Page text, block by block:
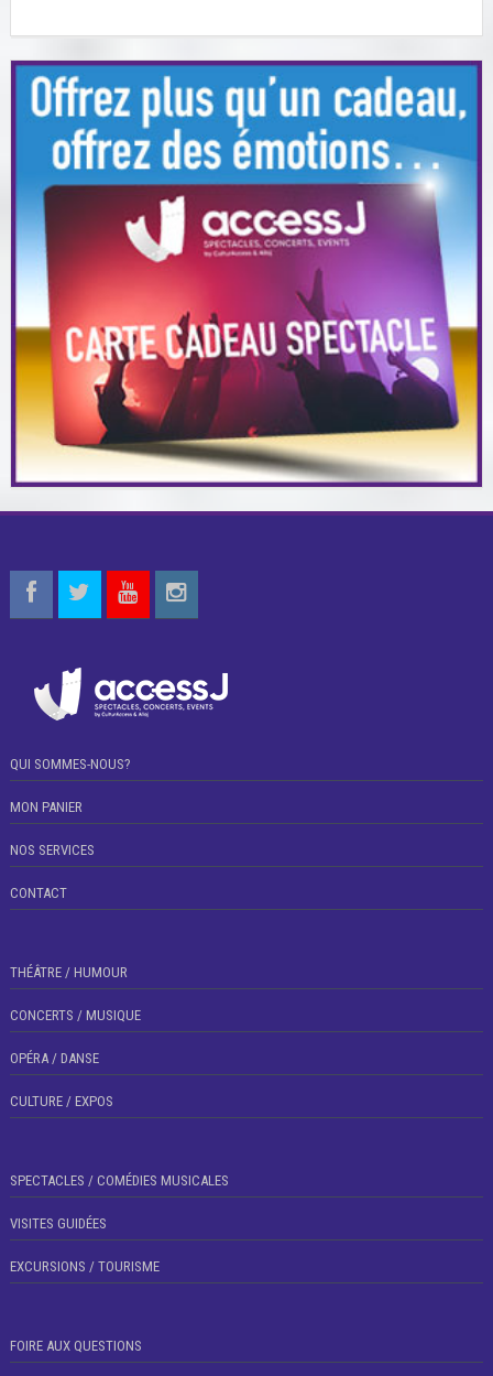
QUI SOMMES-NOUS?
MON PANIER
NOS SERVICES
CONTACT
THÉÂTRE / HUMOUR
CONCERTS / MUSIQUE
OPÉRA / DANSE
CULTURE / EXPOS
SPECTACLES / COMÉDIES MUSICALES
VISITES GUIDÉES
EXCURSIONS / TOURISME
FOIRE AUX QUESTIONS